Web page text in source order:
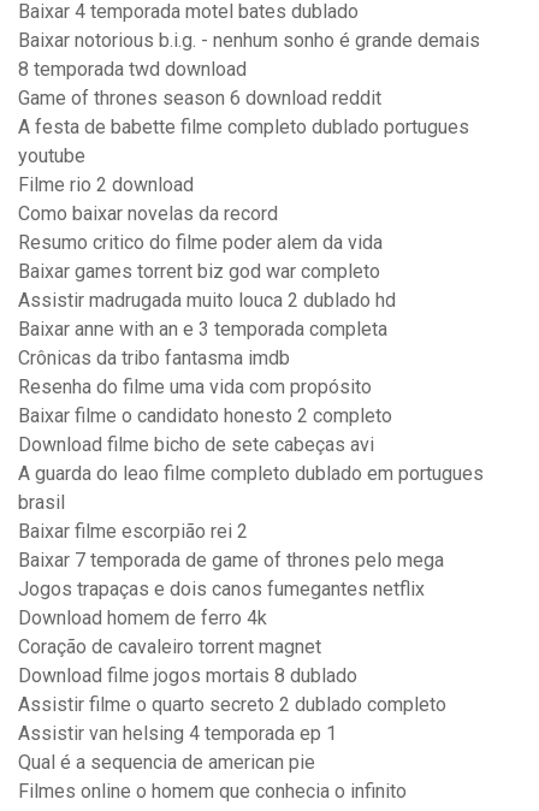
Baixar 4 temporada motel bates dublado
Baixar notorious b.i.g. - nenhum sonho é grande demais
8 temporada twd download
Game of thrones season 6 download reddit
A festa de babette filme completo dublado portugues
youtube
Filme rio 2 download
Como baixar novelas da record
Resumo critico do filme poder alem da vida
Baixar games torrent biz god war completo
Assistir madrugada muito louca 2 dublado hd
Baixar anne with an e 3 temporada completa
Crônicas da tribo fantasma imdb
Resenha do filme uma vida com propósito
Baixar filme o candidato honesto 2 completo
Download filme bicho de sete cabeças avi
A guarda do leao filme completo dublado em portugues
brasil
Baixar filme escorpião rei 2
Baixar 7 temporada de game of thrones pelo mega
Jogos trapaças e dois canos fumegantes netflix
Download homem de ferro 4k
Coração de cavaleiro torrent magnet
Download filme jogos mortais 8 dublado
Assistir filme o quarto secreto 2 dublado completo
Assistir van helsing 4 temporada ep 1
Qual é a sequencia de american pie
Filmes online o homem que conhecia o infinito